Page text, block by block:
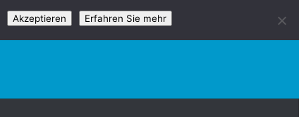
Akzeptieren Erfahren Sie mehr